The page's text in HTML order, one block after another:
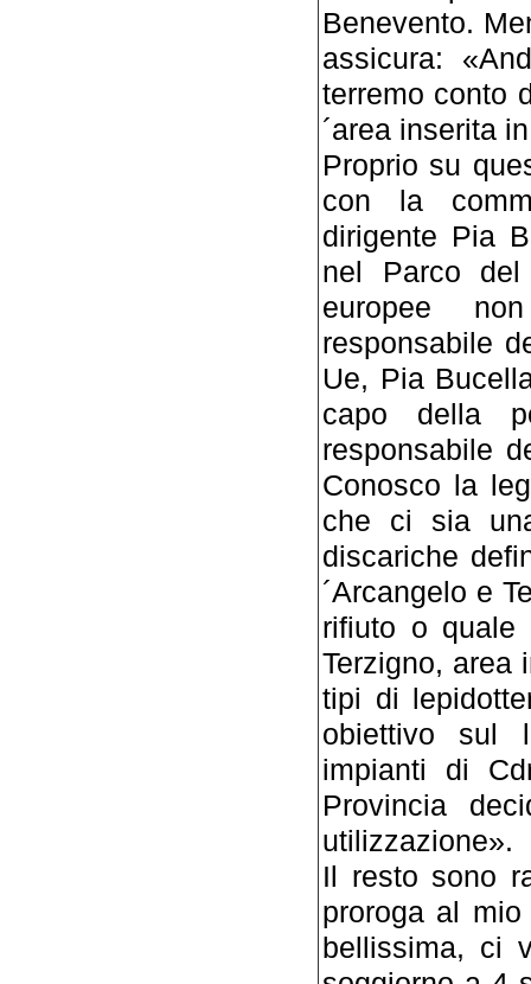
Benevento.
assicura:
terremo conto
´area inserita
Proprio su
con la
dirigente Pia
nel Parco del
europee
responsabile
Ue, Pia
capo della
responsabile
Conosco la
che ci sia
discariche
´Arcangelo e
rifiuto o quale
Terzigno, area
tipi di
obiettivo sul
impianti di
Provincia
utilizzazione».
Il resto sono
proroga al
bellissima, ci